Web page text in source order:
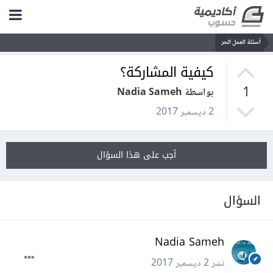
أسئلة العمل الحر
1
كيفية المشاركة؟
بواسطة Nadia Sameh
2 ديسمبر 2017
أجب على هذا السؤال
السؤال
Nadia Sameh
نشر2 ديسمبر 2017